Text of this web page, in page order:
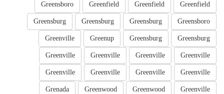
Greenfield
Greenfield
Greenfield
Greensboro
Greensboro
Greensburg
Greensburg
Greensburg
Greensburg
Greensburg
Greenup
Greenville
Greenville
Greenville
Greenville
Greenville
Greenville
Greenville
Greenville
Greenville
Greenville
Greenwood
Greenwood
Grenada